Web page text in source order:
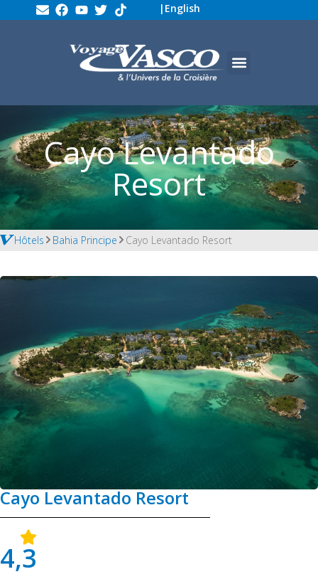
| English
Cayo Levantado
Resort
Hôtels Bahia Principe Cayo Levantado Resort
Cayo Levantado Resort
4,3